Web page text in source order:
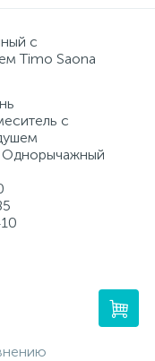
с
Timo Saona
с
Однорычажный